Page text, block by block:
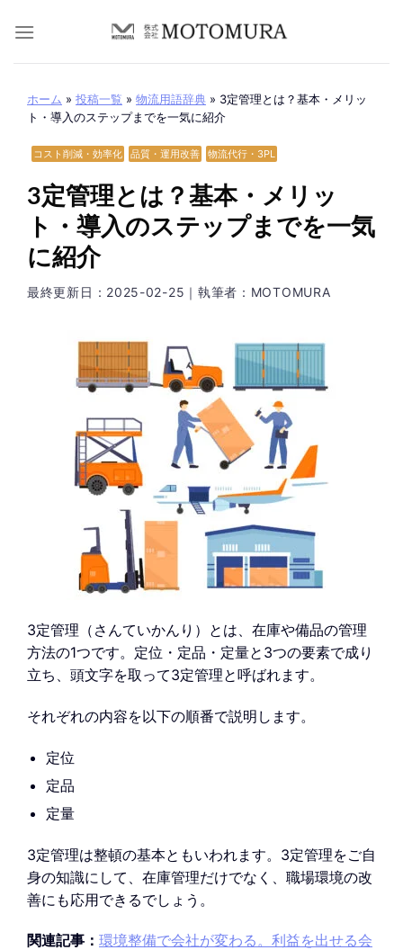
ホーム » 投稿一覧 » 物流用語辞典 » 3定管理とは？基本・メリッ
ト・導入のステップまでを一気に紹介
コスト削減・効率化 品質・運用改善 物流代行・3PL
3定管理とは？基本・メリッ
ト・導入のステップまでを一気
に紹介
最終更新日： 2025-02-25 ｜執筆者：MOTOMURA
3定管理（さんていかんり）とは、在庫や備品の管理
方法の1つです。定位・定品・定量と3つの要素で成り
立ち、頭文字を取って3定管理と呼ばれます。
それぞれの内容を以下の順番で説明します。
定位
定品
定量
3定管理は整頓の基本ともいわれます。3定管理をご自
身の知識にして、在庫管理だけでなく、職場環境の改
善にも応用できるでしょう。
関連記事： 環境整備で会社が変わる。利益を出せる会